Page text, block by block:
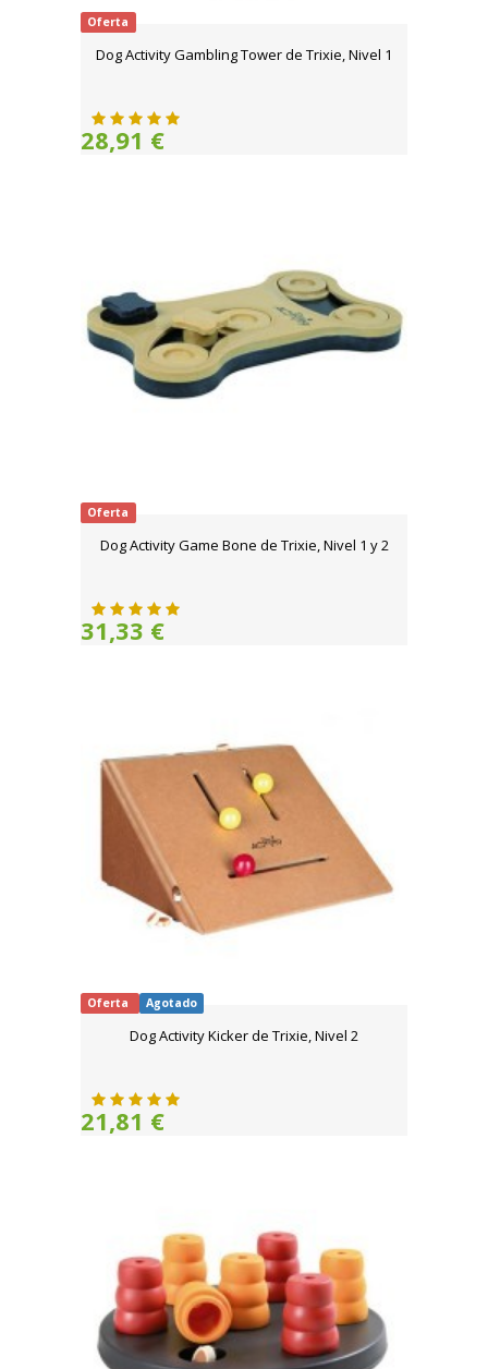
Oferta
Dog Activity Gambling Tower de Trixie, Nivel 1
28,91 €
Oferta
Dog Activity Game Bone de Trixie, Nivel 1 y 2
31,33 €
Oferta Agotado
Dog Activity Kicker de Trixie, Nivel 2
21,81 €